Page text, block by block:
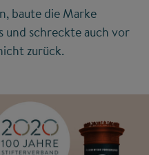
baute die Marke
und schreckte auch vor
zurück.